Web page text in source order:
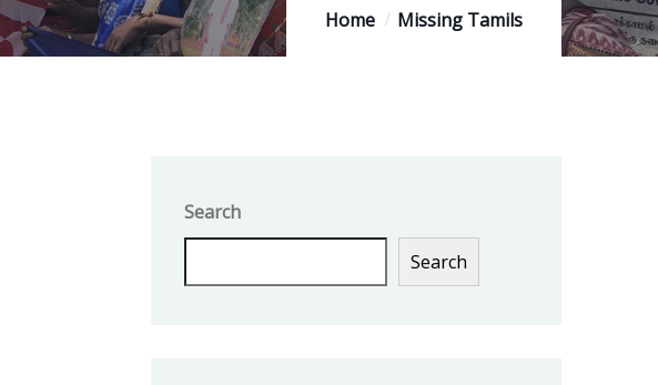
Home Missing Tamils
Search
Search